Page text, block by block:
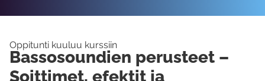
Oppitunti kuuluu kurssiin
Bassosoundien perusteet –
Soittimet, efektit ja